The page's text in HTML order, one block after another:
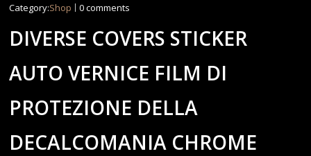
Category:Shop 0 comments
DIVERSE COVERS STICKER
AUTO VERNICE FILM DI
PROTEZIONE DELLA
DECALCOMANIA CHROME